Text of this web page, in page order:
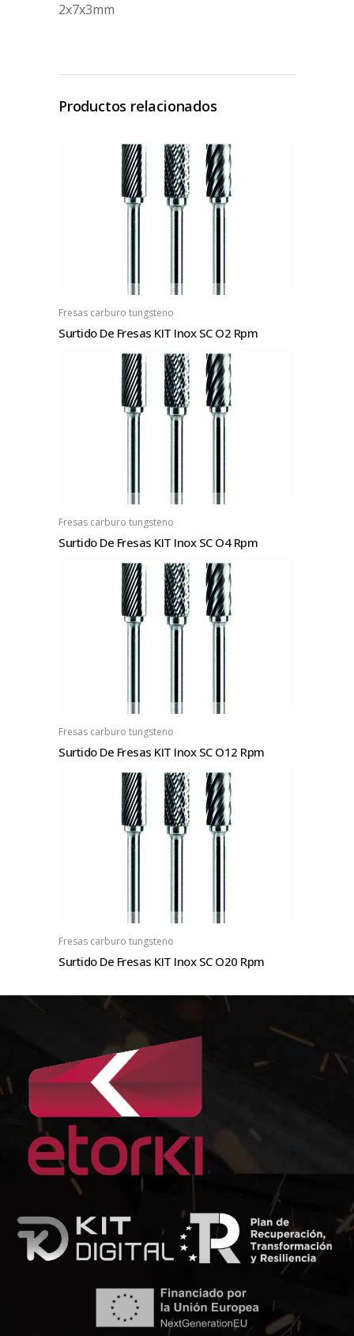
2x7x3mm
Productos relacionados
Fresas carburo tungsteno
Surtido De Fresas KIT Inox SC O2 Rpm
Fresas carburo tungsteno
Surtido De Fresas KIT Inox SC O4 Rpm
Fresas carburo tungsteno
Surtido De Fresas KIT Inox SC O12 Rpm
Fresas carburo tungsteno
Surtido De Fresas KIT Inox SC O20 Rpm